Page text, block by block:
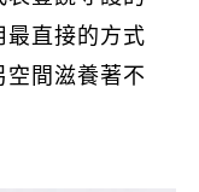
最直接的方式
間滋養著不